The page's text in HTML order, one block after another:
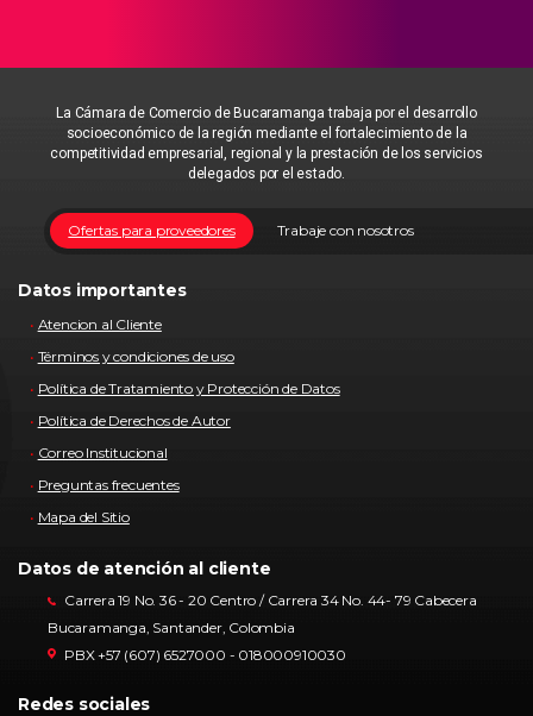
La Cámara de Comercio de Bucaramanga trabaja por el desarrollo
socioeconómico de la región mediante el fortalecimiento de la
competitividad empresarial, regional y la prestación de los servicios
delegados por el estado.
Trabaje con nosotros
Ofertas para proveedores
Datos importantes
Atencion al Cliente
Términos y condiciones de uso
Política de Tratamiento y Protección de Datos
Política de Derechos de Autor
Correo Institucional
Preguntas frecuentes
Mapa del Sitio
Datos de atención al cliente
Carrera 19 No. 36 - 20 Centro / Carrera 34 No. 44- 79 Cabecera
Bucaramanga, Santander, Colombia
PBX +57 (607) 6527000 - 018000910030
Redes sociales